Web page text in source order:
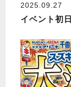
2025.09.27
イベント初